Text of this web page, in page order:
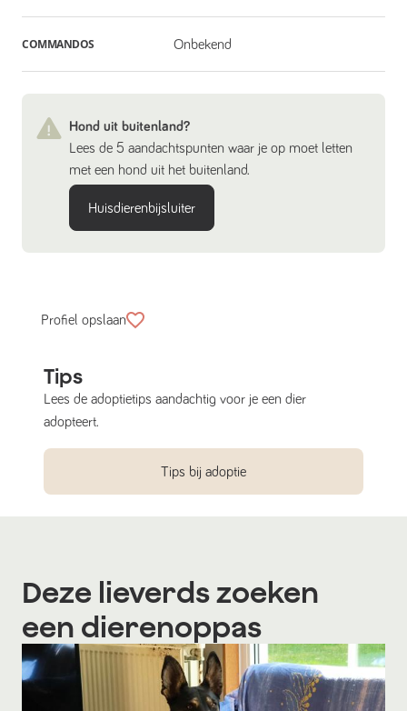
COMMANDOS Onbekend
Hond uit buitenland?
Lees de 5 aandachtspunten waar je op moet letten
met een hond uit het buitenland.
Huisdierenbijsluiter
Profiel opslaan
Tips
Lees de adoptietips aandachtig voor je een dier
adopteert.
Tips bij adoptie
Deze lieverds zoeken
een dierenoppas